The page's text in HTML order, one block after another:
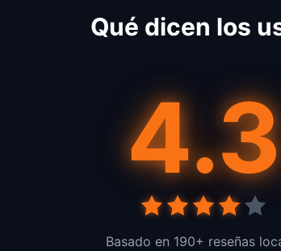
Qué dicen los
4.3
Basado en 190+ reseñas